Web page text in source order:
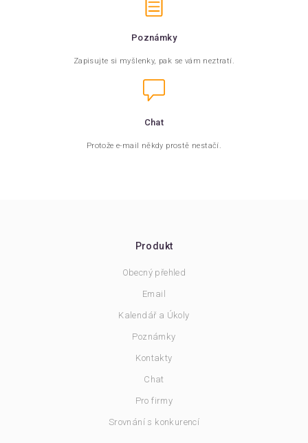
Poznámky
Zapisujte si myšlenky, pak se vám neztratí.
Chat
Protože e-mail někdy prostě nestačí.
Produkt
Obecný přehled
Email
Kalendář a Úkoly
Poznámky
Kontakty
Chat
Pro firmy
Srovnání s konkurencí